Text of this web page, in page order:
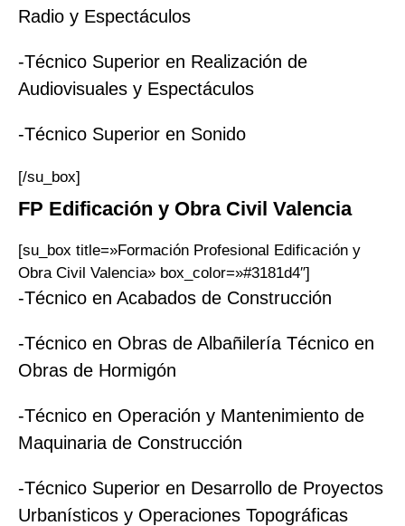
Radio y Espectáculos
-Técnico Superior en Realización de
Audiovisuales y Espectáculos
-Técnico Superior en Sonido
[/su_box]
FP Edificación y Obra Civil Valencia
[su_box title=»Formación Profesional Edificación y
Obra Civil Valencia» box_color=»#3181d4″]
-Técnico en Acabados de Construcción
-Técnico en Obras de Albañilería Técnico en
Obras de Hormigón
-Técnico en Operación y Mantenimiento de
Maquinaria de Construcción
-Técnico Superior en Desarrollo de Proyectos
Urbanísticos y Operaciones Topográficas